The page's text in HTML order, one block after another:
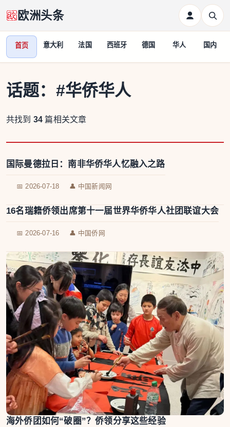
欧洲头条
首页 意大利 法国 西班牙 德国 华人 国内
话题： #华侨华人
共找到 34 篇相关文章
国际曼德拉日：南非华侨华人忆融入之路
📅 2026-07-18 👤 中国新闻网
16名瑞籍侨领出席第十一届世界华侨华人社团联谊大会
📅 2026-07-16 👤 中国侨网
海外侨团如何“破圈”？侨领分享这些经验